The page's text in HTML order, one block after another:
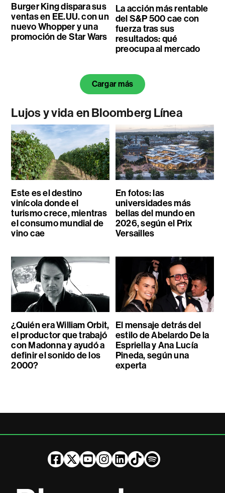
Burger King dispara sus
ventas en EE.UU. con un
nuevo Whopper y una
promoción de Star Wars
La acción más rentable
del S&P 500 cae con
fuerza tras sus
resultados: qué
preocupa al mercado
Cargar más
Lujos y vida en Bloomberg Línea
Este es el destino
vinícola donde el
turismo crece, mientras
el consumo mundial de
vino cae
En fotos: las
universidades más
bellas del mundo en
2026, según el Prix
Versailles
¿Quién era William Orbit,
el productor que trabajó
con Madonna y ayudó a
definir el sonido de los
2000?
El mensaje detrás del
estilo de Abelardo De la
Espriella y Ana Lucía
Pineda, según una
experta